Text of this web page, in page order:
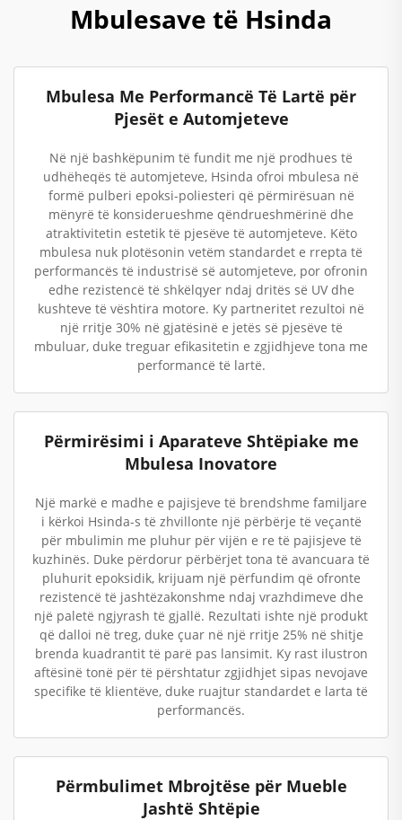
Mbulesave të Hsinda
Mbulesa Me Performancë Të Lartë për
Pjesët e Automjeteve
Në një bashkëpunim të fundit me një prodhues të
udhëheqës të automjeteve, Hsinda ofroi mbulesa në
formë pulberi epoksi-poliesteri që përmirësuan në
mënyrë të konsiderueshme qëndrueshmërinë dhe
atraktivitetin estetik të pjesëve të automjeteve. Këto
mbulesa nuk plotësonin vetëm standardet e rrepta të
performancës të industrisë së automjeteve, por ofronin
edhe rezistencë të shkëlqyer ndaj dritës së UV dhe
kushteve të vështira motore. Ky partneritet rezultoi në
një rritje 30% në gjatësinë e jetës së pjesëve të
mbuluar, duke treguar efikasitetin e zgjidhjeve tona me
performancë të lartë.
Përmirësimi i Aparateve Shtëpiake me
Mbulesa Inovatore
Një markë e madhe e pajisjeve të brendshme familjare
i kërkoi Hsinda-s të zhvillonte një përbërje të veçantë
për mbulimin me pluhur për vijën e re të pajisjeve të
kuzhinës. Duke përdorur përbërjet tona të avancuara të
pluhurit epoksidik, krijuam një përfundim që ofronte
rezistencë të jashtëzakonshme ndaj vrazhdimeve dhe
një paletë ngjyrash të gjallë. Rezultati ishte një produkt
që dalloi në treg, duke çuar në një rritje 25% në shitje
brenda kuadrantit të parë pas lansimit. Ky rast ilustron
aftësinë tonë për të përshtatur zgjidhjet sipas nevojave
specifike të klientëve, duke ruajtur standardet e larta të
performancës.
Përmbulimet Mbrojtëse për Mueble
Jashtë Shtëpie